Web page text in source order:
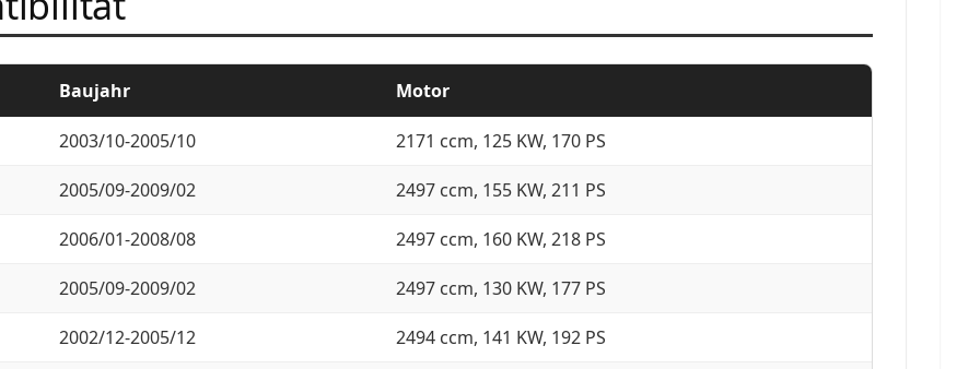
Baujahr Motor
2003/10-2005/10 2171 ccm, 125 KW, 170 PS
2005/09-2009/02 2497 ccm, 155 KW, 211 PS
2006/01-2008/08 2497 ccm, 160 KW, 218 PS
2005/09-2009/02 2497 ccm, 130 KW, 177 PS
2002/12-2005/12 2494 ccm, 141 KW, 192 PS